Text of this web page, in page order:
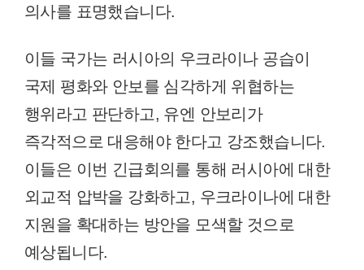
의사를 표명했습니다.
이들 국가는 러시아의 우크라이나 공습이
국제 평화와 안보를 심각하게 위협하는
행위라고 판단하고, 유엔 안보리가
즉각적으로 대응해야 한다고 강조했습니다.
이들은 이번 긴급회의를 통해 러시아에 대한
외교적 압박을 강화하고, 우크라이나에 대한
지원을 확대하는 방안을 모색할 것으로
예상됩니다.